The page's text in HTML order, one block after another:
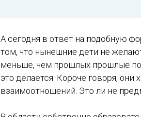
А сегодня в ответ на подобную
том, что нынешние дети не
меньше, чем прошлых прошлые
это делается. Короче говоря,
взаимоотношений. Это ли не